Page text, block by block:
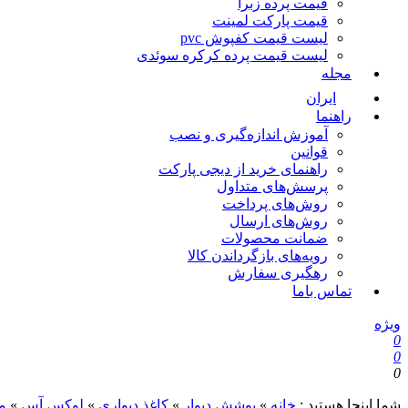
قیمت پرده زبرا
قیمت پارکت لمینت
لیست قیمت کفپوش pvc
لیست قیمت پرده کرکره سوئدی
مجله
ایران
راهنما
آموزش اندازه‌گیری و نصب
قوانین
راهنمای خرید از دیجی پارکت
پرسش‌های متداول
روش‌های پرداخت
روش‌های ارسال
ضمانت محصولات
رویه‌های بازگرداندن کالا
رهگیری سفارش
تماس باما
ویژه
0
0
0
شما اینجا هستید : خانه » پوشش دیوار » کاغذ دیواری » لوکس آس »